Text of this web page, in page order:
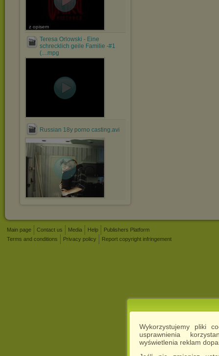
Wykorzystujemy pliki
usprawnienia
wyświetlenia reklam
z opisem
Teresa Orlowski - Eine
schrecklich geile Familie -#1
(....mpg
Russian 18y porno casting.avi
Main page Contact us Media Help
Publishers Platform
Terms and conditions
Privacy policy Report copyright infringement